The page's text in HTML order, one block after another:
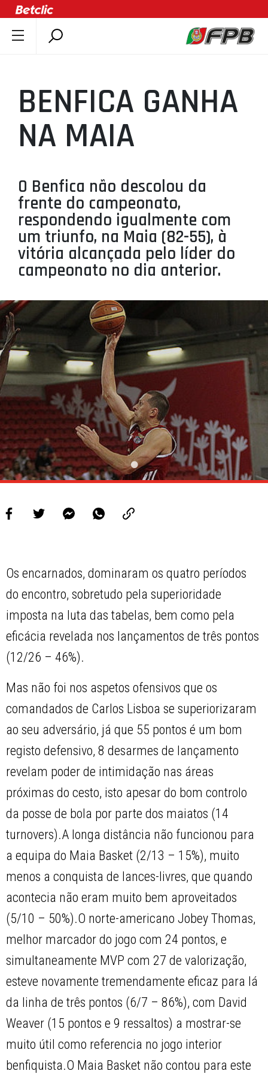
ÚLTIMAS
COMPETIÇÕES
ASSOCIAÇÕES
AGENTES
AGENDA
SELEÇÕES
MINIBASQUETE
ÁREA TÉCNICA
LIGA BETCLIC MASCULINA
LIGA BETCLIC FEMININA
BENFICA GANHA
NA MAIA
O Benfica não descolou da
frente do campeonato,
respondendo igualmente com
um triunfo, na Maia (82-55), à
vitória alcançada pelo líder do
campeonato no dia anterior.
Os encarnados, dominaram os quatro períodos
do encontro, sobretudo pela superioridade
imposta na luta das tabelas, bem como pela
eficácia revelada nos lançamentos de três pontos
(12/26 – 46%).
Mas não foi nos aspetos ofensivos que os
comandados de Carlos Lisboa se superiorizaram
ao seu adversário, já que 55 pontos é um bom
registo defensivo, 8 desarmes de lançamento
revelam poder de intimidação nas áreas
próximas do cesto, isto apesar do bom controlo
da posse de bola por parte dos maiatos (14
turnovers).A longa distância não funcionou para
a equipa do Maia Basket (2/13 – 15%), muito
menos a conquista de lances-livres, que quando
acontecia não eram muito bem aproveitados
(5/10 – 50%).O norte-americano Jobey Thomas,
melhor marcador do jogo com 24 pontos, e
simultaneamente MVP com 27 de valorização,
esteve novamente tremendamente eficaz para lá
da linha de três pontos (6/7 – 86%), com David
Weaver (15 pontos e 9 ressaltos) a mostrar-se
muito útil como referencia no jogo interior
benfiquista.O Maia Basket não contou para este